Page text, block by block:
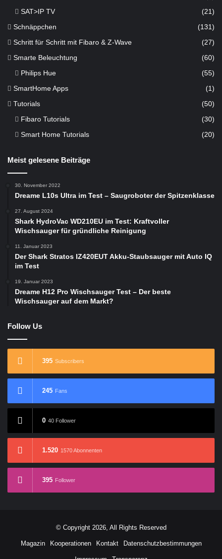
SAT>IP TV
(21)
Schnäppchen (131)
Schritt für Schritt mit Fibaro & Z-Wave (27)
Smarte Beleuchtung (60)
Philips Hue (55)
SmartHome Apps (1)
Tutorials (50)
Fibaro Tutorials
(30)
Smart Home Tutorials
(20)
Meist gelesene Beiträge
30. November 2022
Dreame L10s Ultra im Test – Saugroboter der Spitzenklasse
27. August 2024
Shark HydroVac WD210EU im Test: Kraftvoller
Wischsauger für gründliche Reinigung
11. Januar 2023
Der Shark Stratos IZ420EUT Akku-Staubsauger mit Auto IQ
im Test
19. Januar 2023
Dreame H12 Pro Wischsauger Test – Der beste
Wischsauger auf dem Markt?
Follow Us
395 Subscribers
245 Fans
0 40 Follower
1.520 1570 Abonnenten
395 Follower
© Copyright 2026, All Rights Reserved
Magazin Kooperationen Kontakt Datenschutzbestimmungen